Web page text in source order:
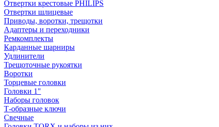
Отвертки крестовые PHILIPS
Отвертки шлицевые
Приводы, воротки, трещотки
Адаптеры и переходники
Ремкомплекты
Карданные шарниры
Удлинители
Трещоточные рукоятки
Воротки
Торцевые головки
Головки 1"
Наборы головок
Т-образные ключи
Свечные